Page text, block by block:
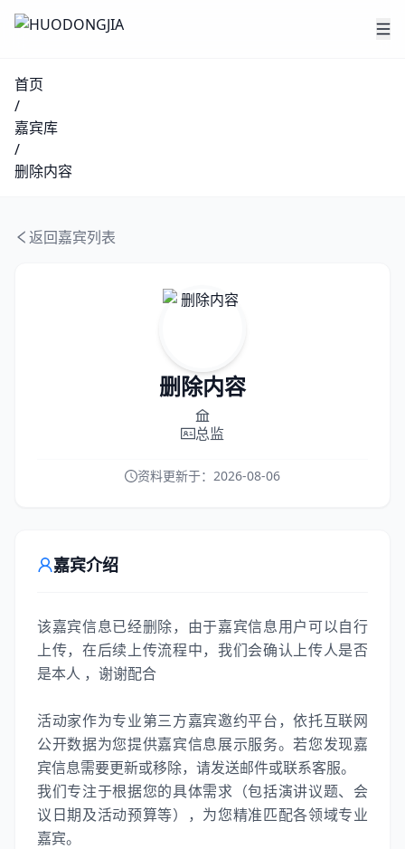
首页
/
嘉宾库
/
删除内容
返回嘉宾列表
删除内容
总监
资料更新于： 2026-08-06
嘉宾介绍
该嘉宾信息已经删除，由于嘉宾信息用户可以自行
上传，在后续上传流程中，我们会确认上传人是否
是本人 ，谢谢配合
活动家作为专业第三方嘉宾邀约平台，依托互联网
公开数据为您提供嘉宾信息展示服务。若您发现嘉
宾信息需要更新或移除，请发送邮件或联系客服。
我们专注于根据您的具体需求（包括演讲议题、会
议日期及活动预算等），为您精准匹配各领域专业
嘉宾。